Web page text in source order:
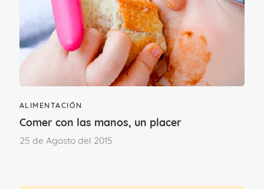
¡Bon Apetit!
¿Te ha gustado este contenido?
ALIMENTACIÓN
Comer con las manos, un placer
25 de Agosto del 2015